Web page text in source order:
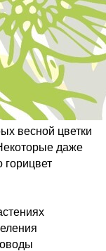
весной цветки
даже
горицвет